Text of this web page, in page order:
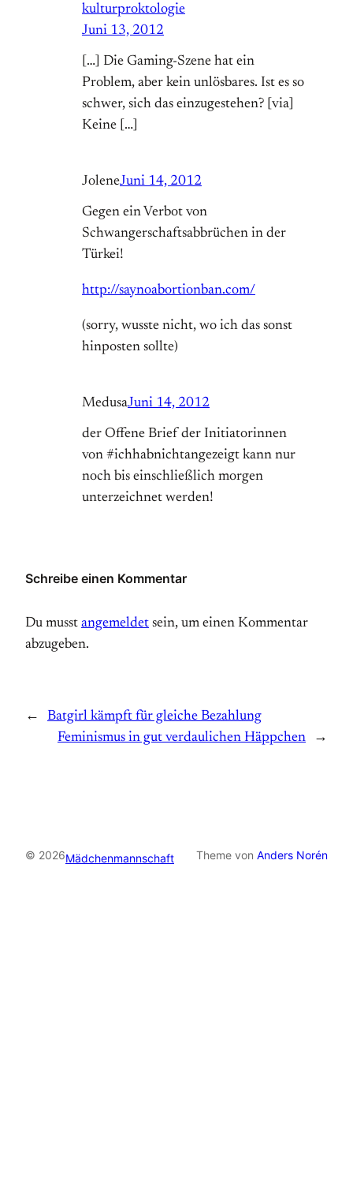
kulturproktologie
Juni 13, 2012
[…] Die Gaming-Szene hat ein
Problem, aber kein unlösbares. Ist es so
schwer, sich das einzugestehen? [via]
Keine […]
JoleneJuni 14, 2012
Gegen ein Verbot von
Schwangerschaftsabbrüchen in der
Türkei!
http://saynoabortionban.com/
(sorry, wusste nicht, wo ich das sonst
hinposten sollte)
MedusaJuni 14, 2012
der Offene Brief der Initiatorinnen
von #ichhabnichtangezeigt kann nur
noch bis einschließlich morgen
unterzeichnet werden!
Schreibe einen Kommentar
Du musst angemeldet sein, um einen Kommentar
abzugeben.
←
Batgirl kämpft für gleiche Bezahlung
Feminismus in gut verdaulichen Häppchen
→
© 2026Mädchenmannschaft Theme von Anders Norén